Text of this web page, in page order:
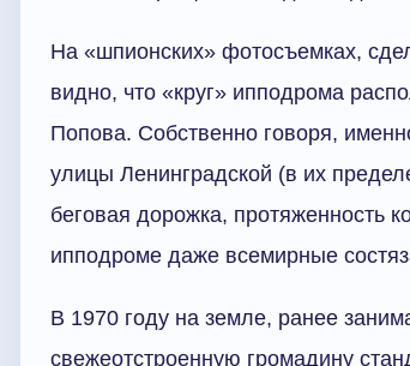
На «шпионских» фотосъемках,
видно, что «круг» ипподрома
Попова. Собственно говоря,
улицы Ленинградской (в их
беговая дорожка, протяженность
ипподроме даже всемирные
В 1970 году на земле, ранее
свежеотстроенную громадину